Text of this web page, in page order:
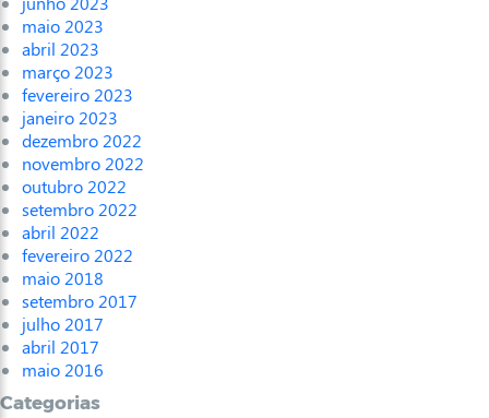
maio 2023
abril 2023
março 2023
fevereiro 2023
janeiro 2023
dezembro 2022
novembro 2022
outubro 2022
setembro 2022
abril 2022
fevereiro 2022
maio 2018
setembro 2017
julho 2017
abril 2017
maio 2016
Categorias